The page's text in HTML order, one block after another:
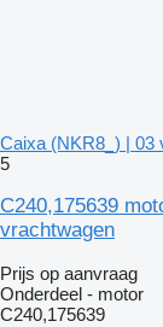
Caixa (NKR8_) | 03
5
C240,175639
vrachtwagen
Prijs op aanvraag
Onderdeel - motor
C240,175639